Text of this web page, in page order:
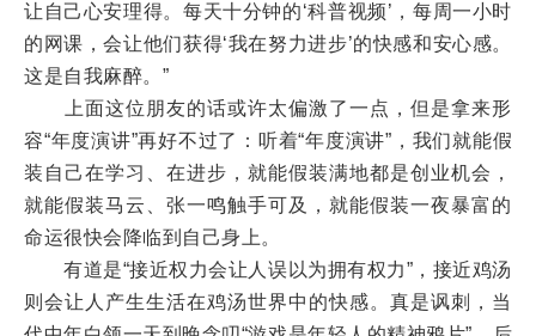
让自己心安理得。每天十分钟的‘科普视频’，每周一小时
的网课，会让他们获得‘我在努力进步’的快感和安心感。
这是自我麻醉。”
上面这位朋友的话或许太偏激了一点，但是拿来形
容“年度演讲”再好不过了：听着“年度演讲”，我们就能假
装自己在学习、在进步，就能假装满地都是创业机会，
就能假装马云、张一鸣触手可及，就能假装一夜暴富的
命运很快会降临到自己身上。
有道是“接近权力会让人误以为拥有权力”，接近鸡汤
则会让人产生生活在鸡汤世界中的快感。真是讽刺，当